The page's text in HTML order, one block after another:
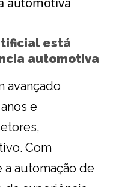
está
automotiva
avançado
e
Com
automação de